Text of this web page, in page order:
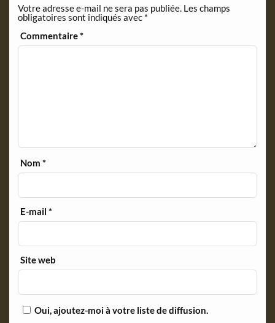
d
l
y
Votre adresse e-mail ne sera pas publiée. Les champs
obligatoires sont indiqués avec *
Commentaire*
Nom*
E-mail*
Site web
Oui, ajoutez-moi à votre liste de diffusion.